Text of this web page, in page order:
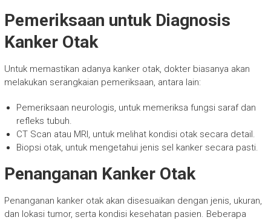
Pemeriksaan untuk Diagnosis
Kanker Otak
Untuk memastikan adanya kanker otak, dokter biasanya akan
melakukan serangkaian pemeriksaan, antara lain:
Pemeriksaan neurologis, untuk memeriksa fungsi saraf dan
refleks tubuh.
CT Scan atau MRI, untuk melihat kondisi otak secara detail.
Biopsi otak, untuk mengetahui jenis sel kanker secara pasti.
Penanganan Kanker Otak
Penanganan kanker otak akan disesuaikan dengan jenis, ukuran,
dan lokasi tumor, serta kondisi kesehatan pasien. Beberapa